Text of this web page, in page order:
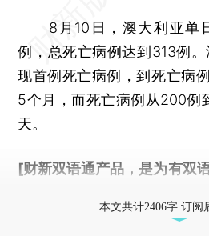
8月10日，澳大利亚单
例，总死亡病例达到313例
现首例死亡病例，到死亡病
5个月，而死亡病例从200例
天。
[财新双语通产品，是为有双
本文共计2406字 订阅